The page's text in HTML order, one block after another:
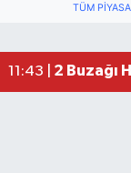
TÜM
11:43 | 2 Buzağı